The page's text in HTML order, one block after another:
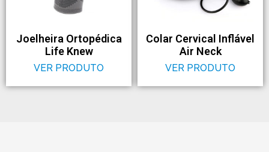
Joelheira Ortopédica
Life Knew
VER PRODUTO
Colar Cervical Inflável
Air Neck
VER PRODUTO